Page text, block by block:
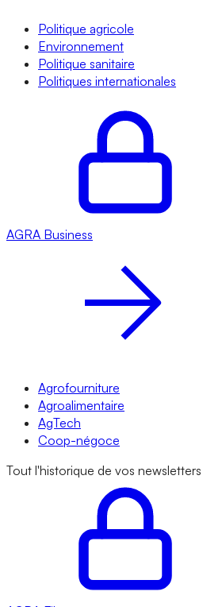
Politique agricole
Environnement
Politique sanitaire
Politiques internationales
AGRA Business
Agrofourniture
Agroalimentaire
AgTech
Coop-négoce
Tout l'historique de vos